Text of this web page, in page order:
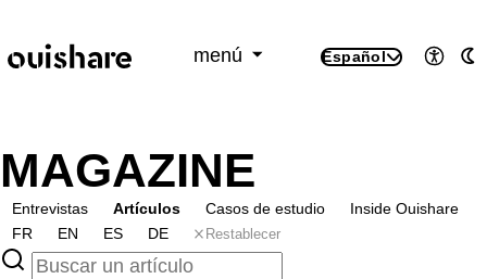
menú
Español
MAGAZINE
Entrevistas Artículos Casos de estudio
Inside Ouishare
FR
EN ES DE Restablecer